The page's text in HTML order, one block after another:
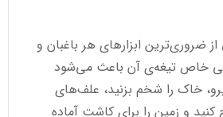
ضروری‌ترین ابزارهای هر باغبان و
خاص تیغه‌ی آن باعث می‌شود
خاک را شخم بزنید، علف‌های
کنید و زمین را برای کاشت آماده